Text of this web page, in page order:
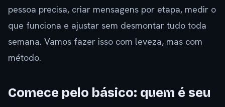
pessoa precisa, criar mensagens por etapa, medir o
que funciona e ajustar sem desmontar tudo toda
semana. Vamos fazer isso com leveza, mas com
método.
Comece pelo básico: quem é seu